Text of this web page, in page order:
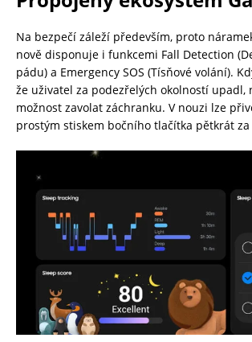
Na bezpečí záleží především, proto
nově disponuje i funkcemi Fall Detection
pádu) a Emergency SOS (Tísňové volání).
že uživatel za podezřelých okolností upadl,
možnost zavolat záchranku. V nouzi lze
prostým stiskem bočního tlačítka pětkrát za